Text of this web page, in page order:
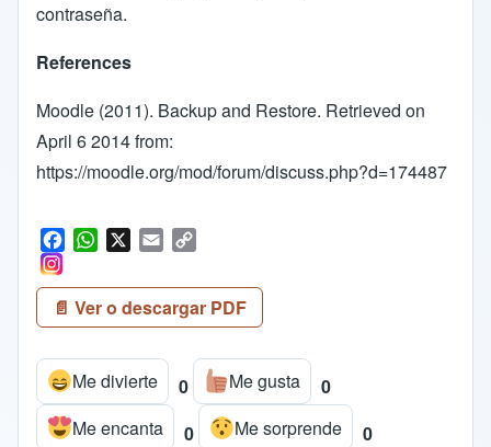
contraseña.
References
Moodle (2011). Backup and Restore. Retrieved on
April 6 2014 from:
https://moodle.org/mod/forum/discuss.php?d=174487
F
c
e
b
o
o
k
W
a
t
s
A
p
p
X
E
a
i
l
p
y
L
i
k
📄 Ver o descargar PDF
Me divierte 0 Me gusta
0
Me encanta
0 Me sorprende 0